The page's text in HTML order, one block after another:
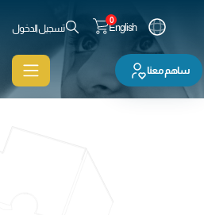
English
0
تسجيل الدخول
ساهم معنا